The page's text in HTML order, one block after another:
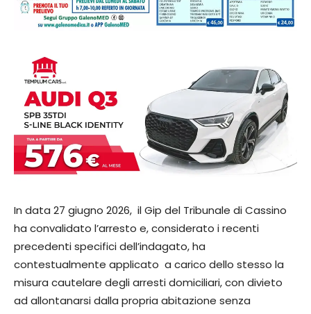
In data 27 giugno 2026, il Gip del Tribunale di Cassino
ha convalidato l’arresto e, considerato i recenti
precedenti specifici dell’indagato, ha
contestualmente applicato a carico dello stesso la
misura cautelare degli arresti domiciliari, con divieto
ad allontanarsi dalla propria abitazione senza